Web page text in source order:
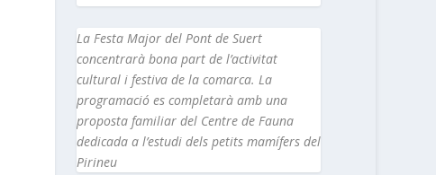
La Festa Major del Pont de Suert
concentrarà bona part de l’activitat
cultural i festiva de la comarca. La
programació es completarà amb una
proposta familiar del Centre de Fauna
dedicada a l’estudi dels petits mamífers del
Pirineu